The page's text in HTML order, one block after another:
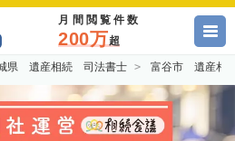
月間閲覧件数
200万超
県 遺産相続 司法書士 富谷市 遺産相